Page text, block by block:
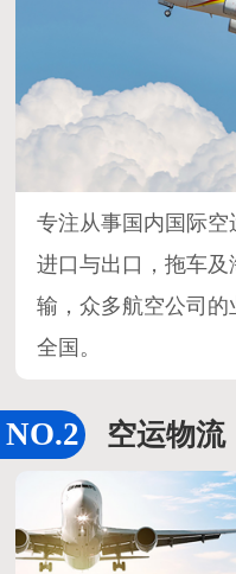
专注从事国内国际
进口与出口，拖车
输，众多航空公司
全国。
空运物流